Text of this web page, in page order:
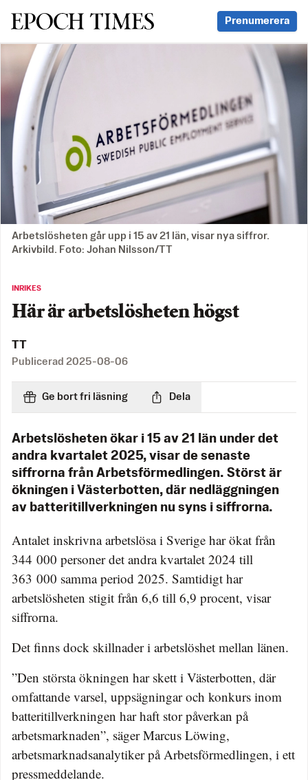
Svenska Epoch Times Prenumerera
Arbetslösheten går upp i 15 av 21 län, visar nya siffror.
Arkivbild. Foto: Johan Nilsson/TT
INRIKES
Här är arbetslösheten högst
TT
Publicerad 2025-08-06
Ge bort fri läsning Dela
Arbetslösheten ökar i 15 av 21 län under det
andra kvartalet 2025, visar de senaste
siffrorna från Arbetsförmedlingen. Störst är
ökningen i Västerbotten, där nedläggningen
av batteritillverkningen nu syns i siffrorna.
Antalet inskrivna arbetslösa i Sverige har ökat från
344 000 personer det andra kvartalet 2024 till
363 000 samma period 2025. Samtidigt har
arbetslösheten stigit från 6,6 till 6,9 procent, visar
siffrorna.
Det finns dock skillnader i arbetslöshet mellan länen.
”Den största ökningen har skett i Västerbotten, där
omfattande varsel, uppsägningar och konkurs inom
batteritillverkningen har haft stor påverkan på
arbetsmarknaden”, säger Marcus Löwing,
arbetsmarknadsanalytiker på Arbetsförmedlingen, i ett
pressmeddelande.